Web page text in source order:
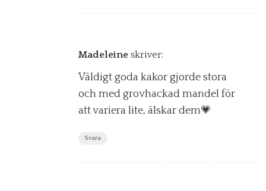
Madeleine skriver:
Väldigt goda kakor gjorde stora
och med grovhackad mandel för
att variera lite, älskar dem💗
Svara